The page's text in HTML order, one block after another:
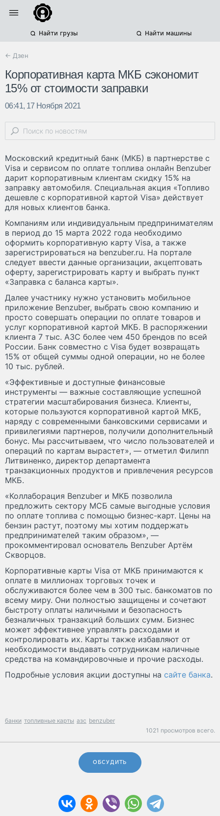
Найти грузы Найти машины
← Дзен
Корпоративная карта МКБ сэкономит
15% от стоимости заправки
06:41, 17 Ноября 2021
Московский кредитный банк (МКБ) в партнерстве с
Visa и сервисом по оплате топлива онлайн Benzuber
дарит корпоративным клиентам скидку 15% на
заправку автомобиля. Специальная акция «Топливо
дешевле с корпоративной картой Visa» действует
для новых клиентов банка.
Компаниям или индивидуальным предпринимателям
в период до 15 марта 2022 года необходимо
оформить корпоративную карту Visa, а также
зарегистрироваться на benzuber.ru. На портале
следует ввести данные организации, акцептовать
оферту, зарегистрировать карту и выбрать пункт
«Заправка с баланса карты».
Далее участнику нужно установить мобильное
приложение Benzuber, выбрать свою компанию и
просто совершать операции по оплате товаров и
услуг корпоративной картой МКБ. В распоряжении
клиента 7 тыс. АЗС более чем 450 брендов по всей
России. Банк совместно с Visa будет возвращать
15% от общей суммы одной операции, но не более
10 тыс. рублей.
«Эффективные и доступные финансовые
инструменты — важные составляющие успешной
стратегии масштабирования бизнеса. Клиенты,
которые пользуются корпоративной картой МКБ,
наряду с современными банковскими сервисами и
привилегиями партнеров, получили дополнительный
бонус. Мы рассчитываем, что число пользователей и
операций по картам вырастет», — отметил Филипп
Литвиненко, директор департамента
транзакционных продуктов и привлечения ресурсов
МКБ.
«Коллаборация Benzuber и МКБ позволила
предложить сектору МСБ самые выгодные условия
по оплате топлива с помощью бизнес-карт. Цены на
бензин растут, поэтому мы хотим поддержать
предпринимателей таким образом», —
прокомментировал основатель Benzuber Артём
Скворцов.
Корпоративные карты Visa от МКБ принимаются к
оплате в миллионах торговых точек и
обслуживаются более чем в 300 тыс. банкоматов по
всему миру. Они полностью защищены и сочетают
быстроту оплаты наличными и безопасность
безналичных транзакций больших сумм. Бизнес
может эффективнее управлять расходами и
контролировать их. Карты также избавляют от
необходимости выдавать сотрудникам наличные
средства на командировочные и прочие расходы.
Подробные условия акции доступны на сайте банка.
банки топливные карты азс benzuber
1021 просмотров всего.
ОБСУДИТЬ